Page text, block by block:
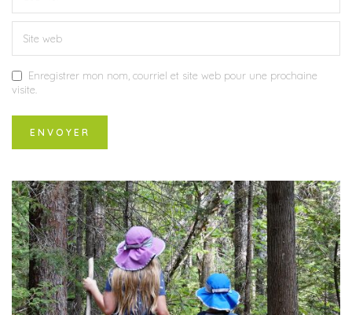
Enregistrer mon nom, courriel et site web pour une prochaine
visite.